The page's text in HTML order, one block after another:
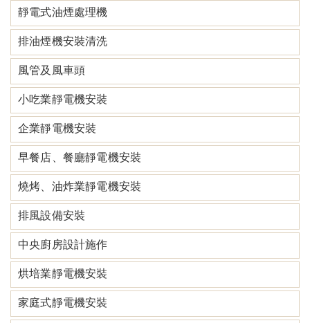
靜電式油煙處理機
排油煙機安裝清洗
風管及風車頭
小吃業靜電機安裝
企業靜電機安裝
早餐店、餐廳靜電機安裝
燒烤、油炸業靜電機安裝
排風設備安裝
中央廚房設計施作
烘培業靜電機安裝
家庭式靜電機安裝